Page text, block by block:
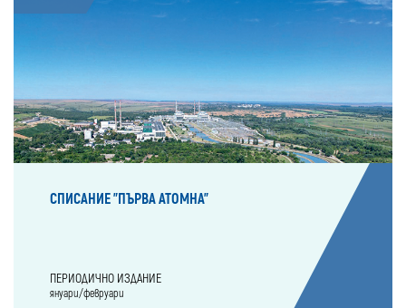
СПИСАНИЕ "ПЪРВА АТОМНА"
ПЕРИОДИЧНО ИЗДАНИЕ
януари/февруари